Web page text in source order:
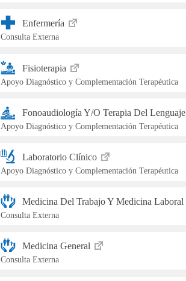
Enfermería
Consulta Externa
Fisioterapia
Apoyo Diagnóstico y Complementación Terapéutica
Fonoaudiología Y/O Terapia Del Lenguaje
Apoyo Diagnóstico y Complementación Terapéutica
Laboratorio Clínico
Apoyo Diagnóstico y Complementación Terapéutica
Medicina Del Trabajo Y Medicina Laboral
Consulta Externa
Medicina General
Consulta Externa